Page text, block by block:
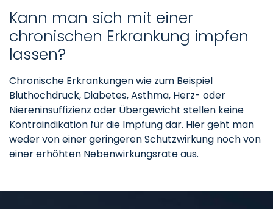
Kann man sich mit einer
chronischen Erkrankung impfen
lassen?
Chronische Erkrankungen wie zum Beispiel
Bluthochdruck, Diabetes, Asthma, Herz- oder
Niereninsuffizienz oder Übergewicht stellen keine
Kontraindikation für die Impfung dar. Hier geht man
weder von einer geringeren Schutzwirkung noch von
einer erhöhten Nebenwirkungsrate aus.